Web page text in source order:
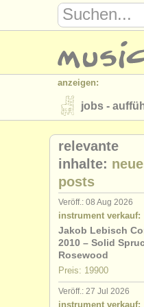
anzeigen:
jobs -
verzeichnisse:
orchester
musicalchairs:
über
verlage:
relevante
inhalte:
posts
Veröff.: 08 Aug 2026
instrument verkauf:
Jakob Lebisch
2010 – Solid
Rosewood
Preis: 19900
Veröff.: 27 Jul 2026
instrument verkauf: